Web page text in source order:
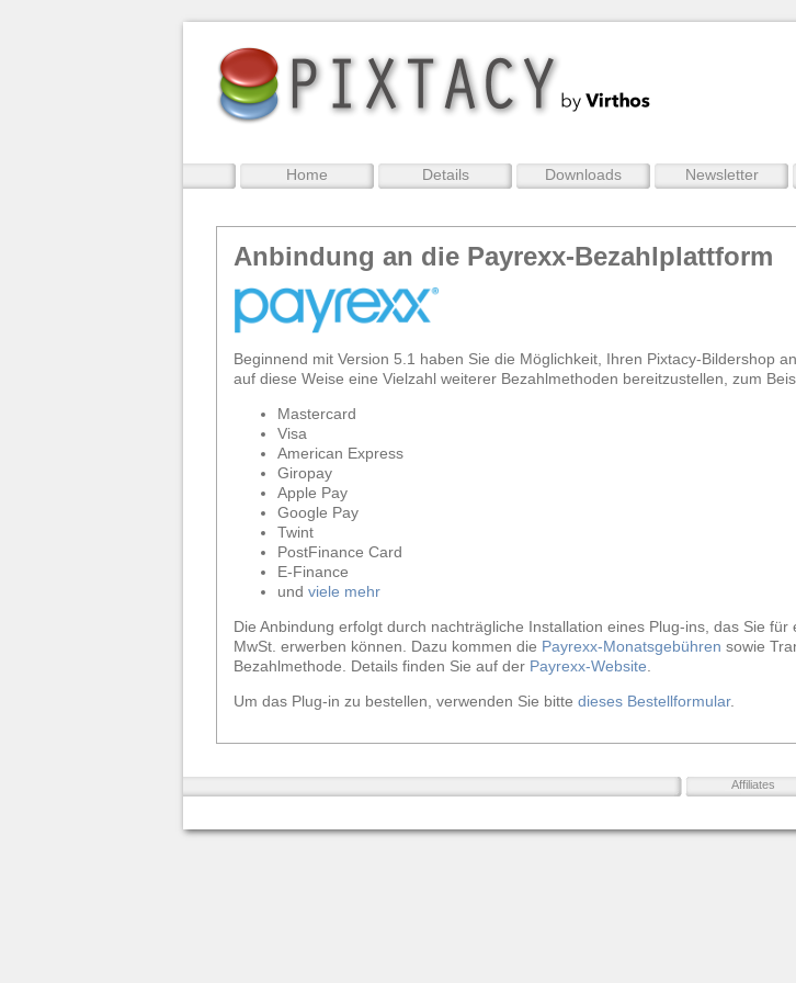
Home Details Downloads Newsletter
Anbindung an die Payrexx-Bezahlplattform
Beginnend mit Version 5.1 haben Sie die Möglichkeit, Ihren Pixtacy-Bildershop
auf diese Weise eine Vielzahl weiterer Bezahlmethoden bereitzustellen, zum
Mastercard
Visa
American Express
Giropay
Apple Pay
Google Pay
Twint
PostFinance Card
E-Finance
und viele mehr
Die Anbindung erfolgt durch nachträgliche Installation eines Plug-ins, das Sie
MwSt. erwerben können. Dazu kommen die Payrexx-Monatsgebühren sowie
Bezahlmethode. Details finden Sie auf der Payrexx-Website
Um das Plug-in zu bestellen, verwenden Sie bitte dieses Bestellformular.
Affiliates